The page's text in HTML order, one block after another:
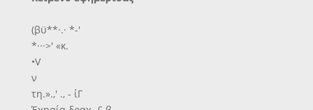
(βϋ**·.· *-'
*···>' «κ.
•V
ν
τη.».,' ., - ίΓ